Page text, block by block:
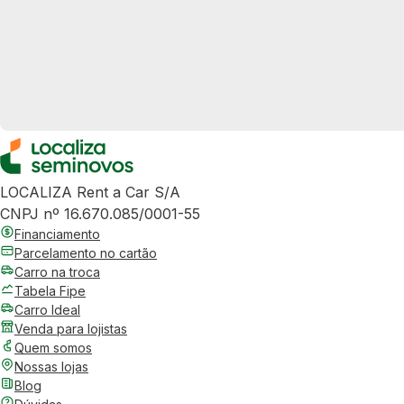
LOCALIZA Rent a Car S/A
CNPJ nº 16.670.085/0001-55
Financiamento
Parcelamento no cartão
Carro na troca
Tabela Fipe
Carro Ideal
Venda para lojistas
Quem somos
Nossas lojas
Blog